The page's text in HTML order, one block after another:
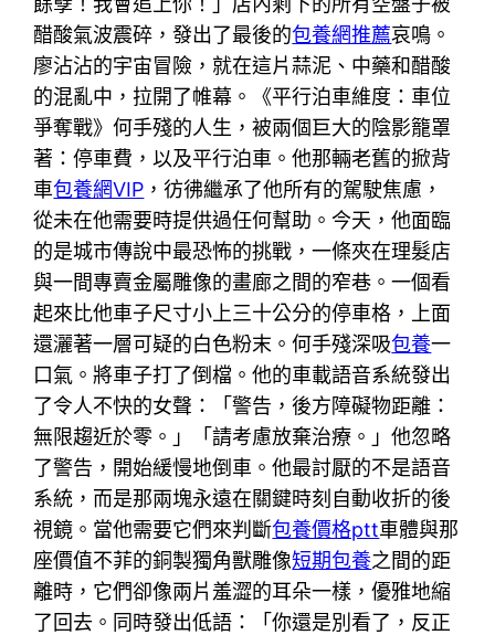
醋酸氣波震碎，發出了最後的包養網推薦哀鳴。
廖沾沾的宇宙冒險，就在這片蒜泥、中藥和醋酸
的混亂中，拉開了帷幕。《平行泊車維度：車位
爭奪戰》何手殘的人生，被兩個巨大的陰影籠罩
著：停車費，以及平行泊車。他那輛老舊的掀背
車包養網VIP ，彷彿繼承了他所有的駕駛焦慮，
從未在他需要時提供過任何幫助。今天，他面臨
的是城市傳說中最恐怖的挑戰，一條夾在理髮店
與一間專賣金屬雕像的畫廊之間的窄巷。一個看
起來比他車子尺寸小上三十公分的停車格，上面
還灑著一層可疑的白色粉末。何手殘深吸包養一
口氣。將車子打了倒檔。他的車載語音系統發出
了令人不快的女聲：「警告，後方障礙物距離：
無限趨近於零。」「請考慮放棄治療。」他忽略
了警告，開始緩慢地倒車。他最討厭的不是語音
系統，而是那兩塊永遠在關鍵時刻自動收折的後
視鏡。當他需要它們來判斷包養價格ptt車體與那
座價值不菲的銅製獨角獸雕像短期包養之間的距
離時，它們卻像兩片羞澀的耳朵一樣，優雅地縮
了回去。同時發出低語：「你還是別看了，反正